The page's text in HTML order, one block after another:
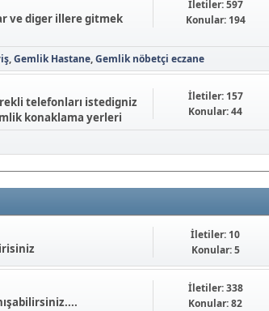
ve diger illere gitmek
İletiler: 597
Konular: 194
Gemlik Hastane Gemlik nöbetçi eczane
telefonları istedigniz
konaklama yerleri
İletiler: 157
Konular: 44
İletiler: 10
Konular: 5
İletiler: 338
Konular: 82